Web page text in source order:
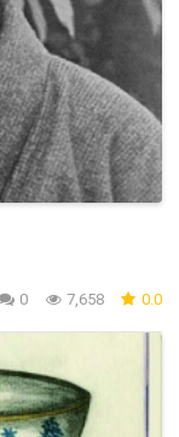
0 7,658 0.0